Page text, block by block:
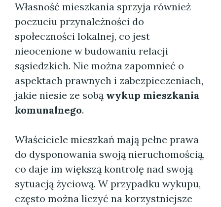
Własność mieszkania sprzyja również
poczuciu przynależności do
społeczności lokalnej, co jest
nieocenione w budowaniu relacji
sąsiedzkich. Nie można zapomnieć o
aspektach prawnych i zabezpieczeniach,
jakie niesie ze sobą wykup mieszkania
komunalnego.
Właściciele mieszkań mają pełne prawa
do dysponowania swoją nieruchomością,
co daje im większą kontrolę nad swoją
sytuacją życiową. W przypadku wykupu,
często można liczyć na korzystniejsze